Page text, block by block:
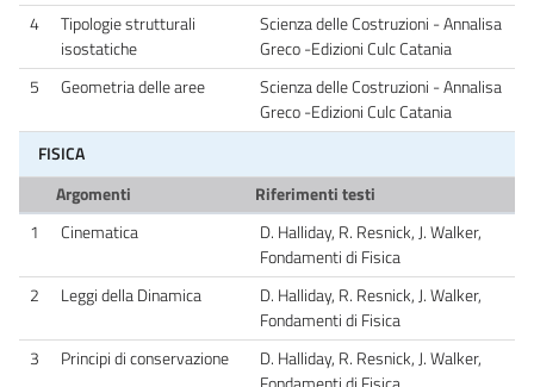
4
Tipologie strutturali
isostatiche
Scienza delle Costruzioni - Annalisa
Greco -Edizioni Culc Catania
5
Geometria delle aree
Scienza delle Costruzioni - Annalisa
Greco -Edizioni Culc Catania
FISICA
Argomenti
Riferimenti testi
1
Cinematica
D. Halliday, R. Resnick, J. Walker,
Fondamenti di Fisica
2
Leggi della Dinamica
D. Halliday, R. Resnick, J. Walker,
Fondamenti di Fisica
3
Principi di conservazione
D. Halliday, R. Resnick, J. Walker,